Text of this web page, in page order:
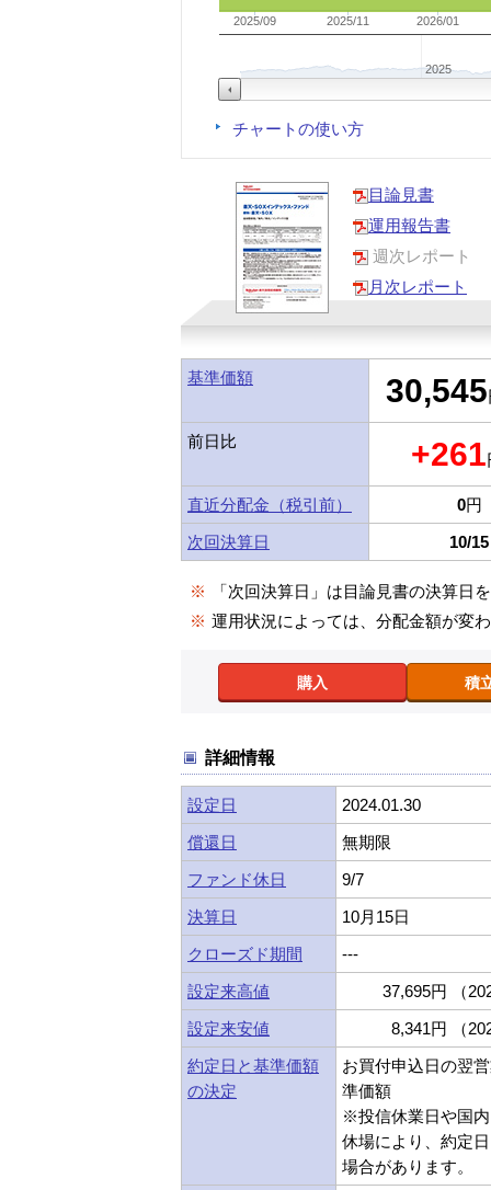
2025/09 2025/11 2026/01
2025
チャートの使い方
目論見書
運用報告書
週次レポート
月次レポート
基準価額 30,545
前日比 +261
直近分配金（税引前） 0円
次回決算日
10/15
※
「次回決算日」は目論見書の決算日
※ 運用状況によっては、分配金額が変
購入 積
詳細情報
設定日
2024.01.30
償還日
無期限
ファンド休日
9/7
決算日
10月15日
クローズド期間
---
設定来高値
37,695円 （
設定来安値
8,341円 （
約定日と基準価額
の決定
お買付申込日の翌
準価額
※投信休業日や国
休場により、約定
場合があります。